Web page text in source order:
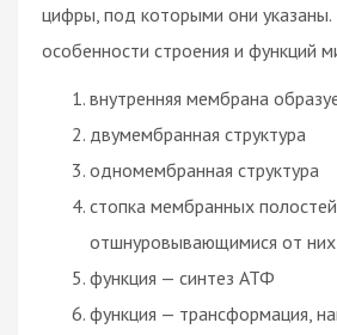
цифры, под которыми они указаны.
особенности строения и функций
внутренняя мембрана
двумембранная структура
одномембранная структура
стопка мембранных
отшнуровывающимися от
функция — синтез АТФ
функция — трансформация,